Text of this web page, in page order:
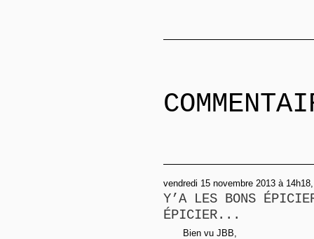
vendredi 15 novembre 2013 à
Y’A LES BONS
ÉPICIER...
Bien vu JBB,